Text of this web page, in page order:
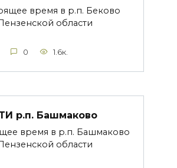
время в р.п. Беково
области
0 1.6к.
р.п. Башмаково
время в р.п. Башмаково
области